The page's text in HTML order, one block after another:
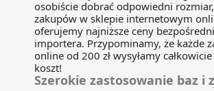
osobiście dobrać odpowiedni
zakupów w sklepie internetowym
oferujemy najniższe ceny
importera. Przypominamy, że każde
online od 200 zł wysyłamy
koszt!
Szerokie zastosowanie baz i